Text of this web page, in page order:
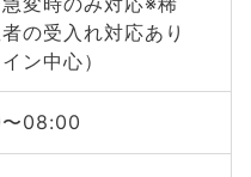
の受入れ対応あり
ン中心）
08:00